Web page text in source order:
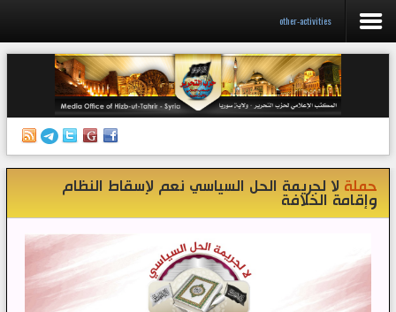
الرئيسية
إصدارات
أنشطة وفعاليات
منبر الصحافة
تواصل معنا
إذاعة المكتب/ سوريا
other-activities
حملة لا لجريمة الحل السياسي نعم لإسقاط النظام
وإقامة الخلافة